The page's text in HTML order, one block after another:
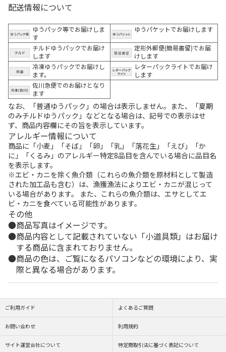
配送情報について
ゆうパック等でお届けしま
す
ゆうパケットでお届けします
チルドゆうパックでお届け
します
定形外郵便(簡易書留)でお届
けします
冷凍ゆうパックでお届けし
ます。
レターパックライトでお届け
します
佐川急便でのお届けとなり
ます
なお、「普通ゆうパック」の場合は表示しません。また、「夏期
のみチルドゆうパック」などとなる場合は、記号での表示はせ
ず、商品内容欄にその旨を表示しています。
アレルギー情報について
商品に「小麦」「そば」「卵」「乳」「落花生」「えび」「か
に」「くるみ」のアレルギー特定8品目を含んでいる場合に品目名
を表示します。
※エビ・カニを除く魚介類（これらの魚介類を原材料として製造
された加工品も含む）は、漁獲漁法によりエビ・カニが混じって
いる場合があります。 また、これらの魚介類は、エサとしてエ
ビ・カニを食べている可能性があります。
その他
商品写真はイメージです。
商品内容として記載されていない「小道具類」はお届け
する商品に含まれておりません。
商品の色は、ご覧になるパソコンなどの環境により、実
際と異なる場合があります。
ご利用ガイド よくあるご質問
お問い合わせ 利用規約
サイト運営会社について 特定商取引法に基づく表記について